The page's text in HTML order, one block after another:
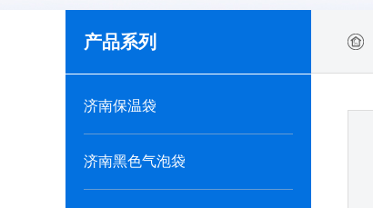
产品系列
济南保温袋
济南黑色气泡袋